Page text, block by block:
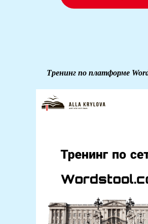
Тренинг по платформе